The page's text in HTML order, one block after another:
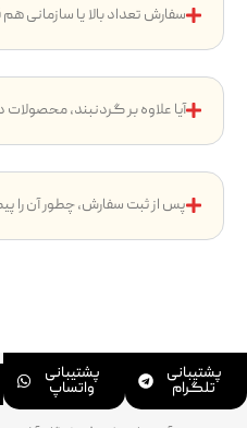
سفارش تعداد بالا یا سازمانی
آیا علاوه بر گردنبند،
پس از ثبت سفارش، چطور آن را
پشتیبانی
تلگرام
پشتیبانی
واتساپ